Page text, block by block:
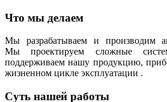
Что мы делаем
Мы разрабатываем и производим
Мы проектируем сложные
поддерживаем нашу продукцию,
жизненном цикле эксплуатации .
Суть нашей работы